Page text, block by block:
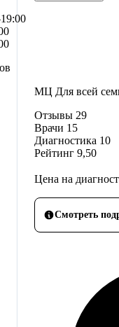
МЦ Для всей
Отзывы 29
Врачи 15
Диагностика 10
Рейтинг 9,50
Цена на
Смотреть